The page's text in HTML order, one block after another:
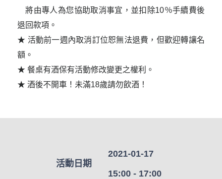
將由專人為您協助取消事宜，並扣除10％手續費後
退回款項。
★ 活動前一週內取消訂位恕無法退費，但歡迎轉讓名
額。
★ 餐桌有酒保有活動修改變更之權利。
★ 酒後不開車！未滿18歲請勿飲酒！
活動日期
2021-01-17
15:00 - 17:00